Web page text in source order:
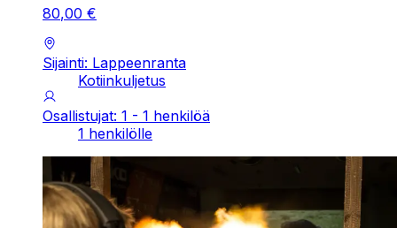
80,00 €
Sijainti: Lappeenranta
Kotiinkuljetus
Osallistujat: 1 - 1 henkilöä
1 henkilölle